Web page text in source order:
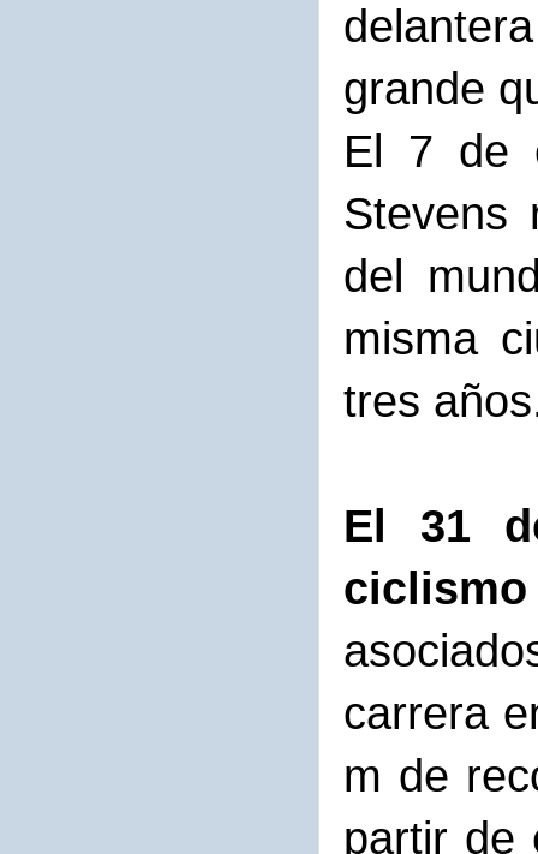
grande
El 7 de
Stevens
del
misma
tres
El 31
carrera
m de
partir de